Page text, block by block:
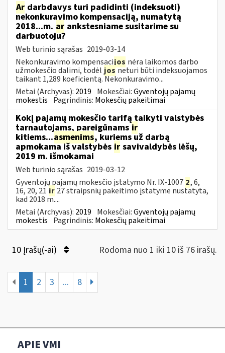
Ar darbdavys turi padidinti (indeksuoti)
nekonkuravimo kompensaciją, numatytą
2018...m. ar ankstesniame susitarime su
darbuotoju?
Web turinio sąrašas 2019-03-14
Nekonkuravimo kompensacijos nėra laikomos darbo
užmokesčio dalimi, todėl josneturi būti indeksuojamos
taikant 1,289 koeficientą. Nekonkuravimo...
Metai (Archyvas): 2019 Mokesčiai:Gyventojų pajamų
mokestis Pagrindinis: Mokesčių pakeitimai
Kokį pajamų mokesčio tarifą taikyti valstybės
tarnautojams, pareigūnams ir
kitiems...asmenims, kuriems už darbą
apmokama iš valstybės ir savivaldybės lėšų,
2019 m. išmokamai
Web turinio sąrašas 2019-03-12
Gyventojų pajamų mokesčio įstatymo Nr. IX-1007 2, 6,
16, 20, 21 ir 27 straipsnių pakeitimo įstatyme nustatyta,
kad 2018 m....
Metai (Archyvas): 2019 Mokesčiai:Gyventojų pajamų
mokestis Pagrindinis: Mokesčių pakeitimai
10 Įrašų(-ai) Rodoma nuo 1 iki 10 iš 76 irašų.
1 2 3 ... 8
APIE VMI